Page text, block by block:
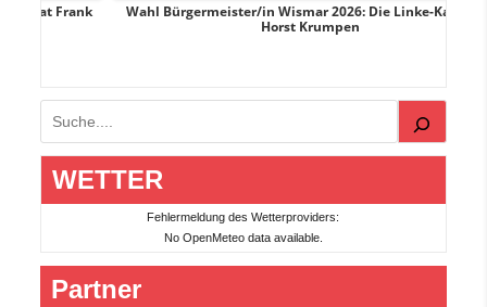
Wahl Bürgermeister/in Wismar 2026: Die Linke-Kandidat
Horst Krumpen
Suchen
WETTER
Fehlermeldung des Wetterproviders:
No OpenMeteo data available.
Partner